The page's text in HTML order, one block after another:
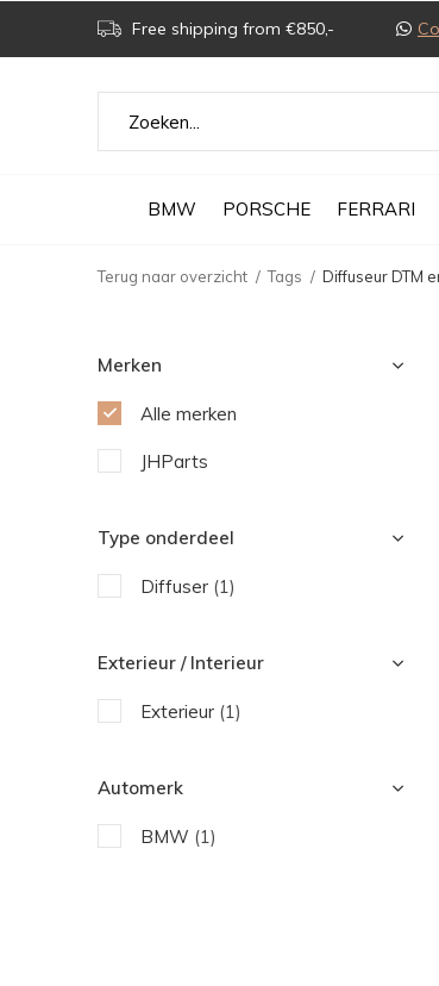
BMW PORSCHE FERRARI
Free shipping from €850,-
Terug naar overzicht Tags Diffuseur DTM
Merken
Alle merken
JHParts
Type onderdeel
Diffuser (1)
Exterieur / Interieur
Exterieur (1)
Automerk
BMW (1)